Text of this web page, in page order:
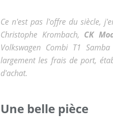
Ce n'est pas l'offre du siècle,
Christophe Krombach, CK
Volkswagen Combi T1
largement les frais de port,
d'achat.
Une belle pièce